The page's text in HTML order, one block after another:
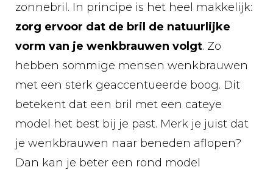
zonnebril. In principe is het heel makkelijk:
zorg ervoor dat de bril de natuurlijke
vorm van je wenkbrauwen volgt. Zo
hebben sommige mensen wenkbrauwen
met een sterk geaccentueerde boog. Dit
betekent dat een bril met een cateye
model het best bij je past. Merk je juist dat
je wenkbrauwen naar beneden aflopen?
Dan kan je beter een rond model